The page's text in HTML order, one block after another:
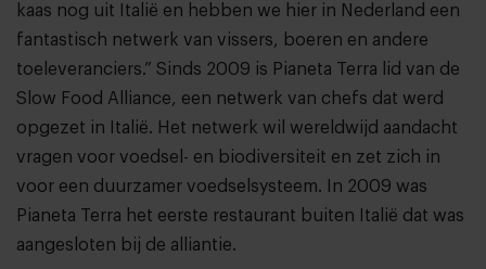
kaas nog uit Italië en hebben we hier in Nederland een
fantastisch netwerk van vissers, boeren en andere
toeleveranciers.” Sinds 2009 is Pianeta Terra lid van de
Slow Food Alliance, een netwerk van chefs dat werd
opgezet in Italië. Het netwerk wil wereldwijd aandacht
vragen voor voedsel- en biodiversiteit en zet zich in
voor een duurzamer voedselsysteem. In 2009 was
Pianeta Terra het eerste restaurant buiten Italië dat was
aangesloten bij de alliantie.